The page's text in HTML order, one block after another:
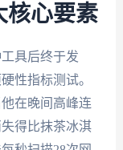
核心要素
具后终于发
性指标测试。
在晚间高峰连
得比抹茶冰淇